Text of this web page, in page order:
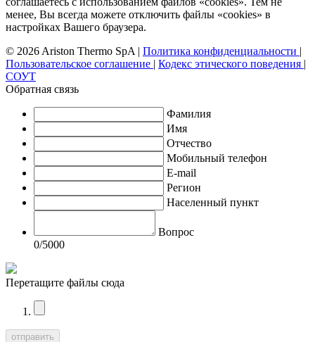
менее, Вы всегда можете отключить файлы «cookies» в
настройках Вашего браузера.
© 2026 Ariston Thermo SpA | Политика конфиденциальности |
Пользовательское соглашение | Кодекс этического поведения |
СОУТ
Обратная связь
Фамилия
Имя
Отчество
Мобильный телефон
E-mail
Регион
Населенный пункт
Вопрос
0/5000
Перетащите файлы сюда